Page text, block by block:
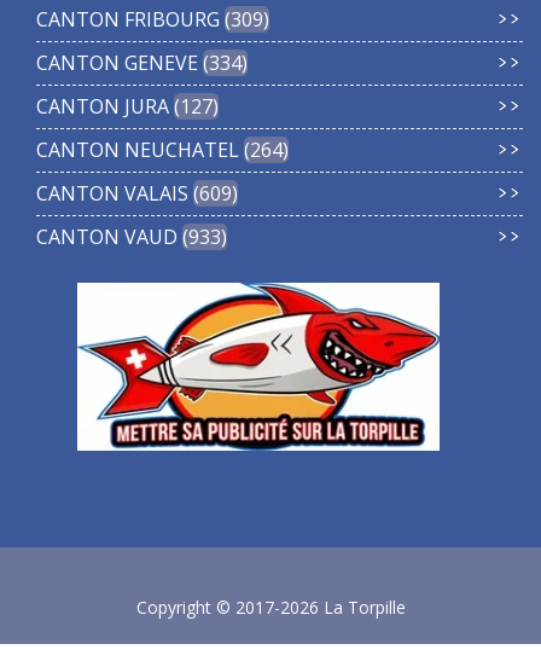
CANTON FRIBOURG 309
CANTON GENEVE 334
CANTON JURA 127
CANTON NEUCHATEL 264
CANTON VALAIS 609
CANTON VAUD 933
Copyright © 2017-2026 La Torpille